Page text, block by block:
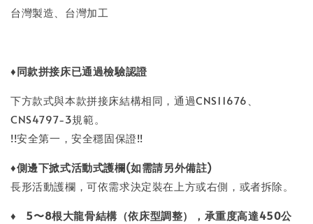
台灣製造、台灣加工
♦同款拼接床已通過檢驗認證
下方款式與本款拼接床結構相同，通過CNS11676、
CNS4797-3規範。
!!安全第一，安全穩固保證!!
♦側邊下掀式活動式護欄(如需請另外備註)
長形活動護欄，可依需求決定裝在上方或右側，或者拆除。
♦ 5〜8根大龍骨結構（依床型調整），承重度高達450公